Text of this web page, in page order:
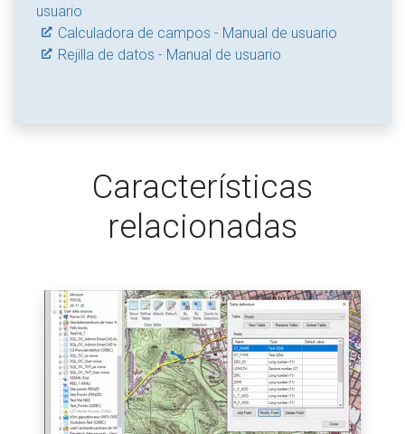
usuario
Calculadora de campos - Manual de usuario
Rejilla de datos - Manual de usuario
Características
relacionadas